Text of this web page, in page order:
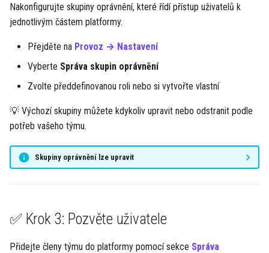
Nakonfigurujte skupiny oprávnění, které řídí přístup uživatelů k
jednotlivým částem platformy.
Přejděte na Provoz → Nastavení
Vyberte Správa skupin oprávnění
Zvolte předdefinovanou roli nebo si vytvořte vlastní
💡 Výchozí skupiny můžete kdykoliv upravit nebo odstranit podle
potřeb vašeho týmu.
Skupiny oprávnění lze upravit
✅ Krok 3: Pozvěte uživatele
Přidejte členy týmu do platformy pomocí sekce Správa